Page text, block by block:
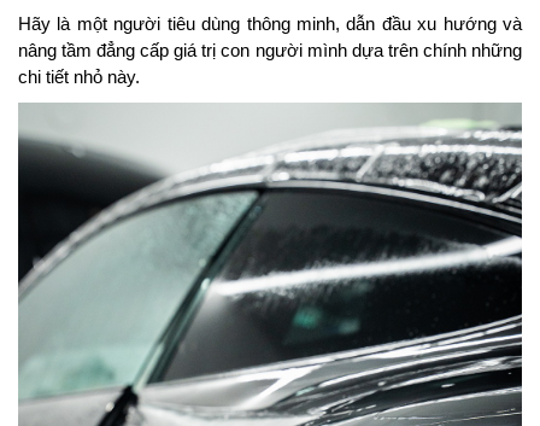
Hãy là một người tiêu dùng thông minh, dẫn đầu xu hướng và
nâng tầm đẳng cấp giá trị con người mình dựa trên chính những
chi tiết nhỏ này.